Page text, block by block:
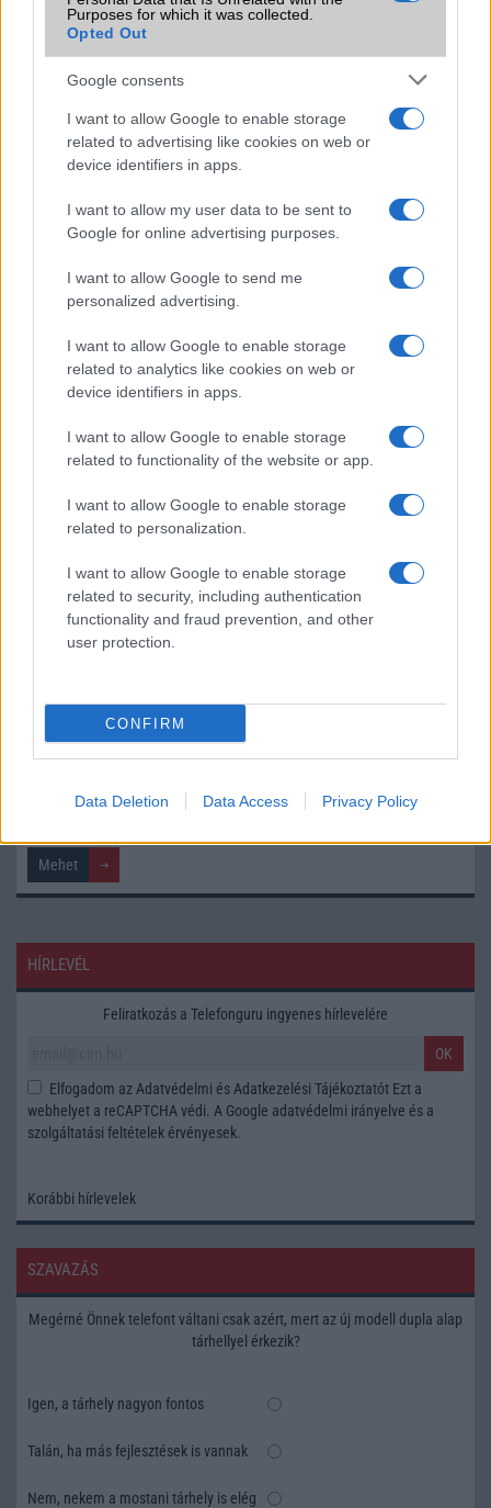
Purposes for which it was collected.
Opted Out
Google consents
I want to allow Google to enable storage
related to advertising like cookies on web or
device identifiers in apps.
I want to allow my user data to be sent to
Google for online advertising purposes.
I want to allow Google to send me
personalized advertising.
I want to allow Google to enable storage
related to analytics like cookies on web or
device identifiers in apps.
I want to allow Google to enable storage
related to functionality of the website or app.
I want to allow Google to enable storage
related to personalization.
I want to allow Google to enable storage
related to security, including authentication
functionality and fraud prevention, and other
user protection.
CONFIRM
Data Deletion Data Access Privacy Policy
LEGOLVASOTTABBAK
WiFi8 - talán ez lesz a fejlődés következő lépcsőfoka
MLO (Multi-Link Operation) működése
Android verziók
WiFi - visszafelé kompatibilitás
Keressen a telefonboltok ajánlatai között!
TELEFONOK GYORSLISTA
HÍRLEVÉL
Feliratkozás a Telefonguru ingyenes hírlevelére
OK
Elfogadom azAdatvédelmi és Adatkezelési Tájékoztatót Ezt a
webhelyet a reCAPTCHA védi. A Google adatvédelmi irányelve és a
szolgáltatási feltételek érvényesek.
Korábbi hírlevelek
SZAVAZÁS
Megérné Önnek telefont váltani csak azért, mert az új modell dupla alap
tárhellyel érkezik?
Igen, a tárhely nagyon fontos
Talán, ha más fejlesztések is vannak
Nem, nekem a mostani tárhely is elég